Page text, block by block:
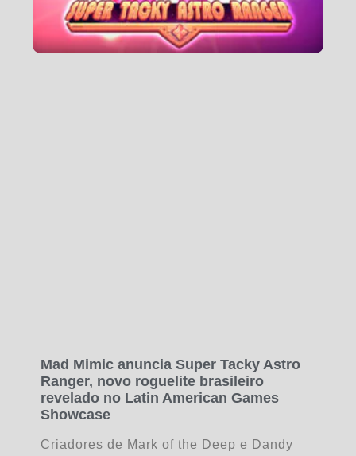
Mad Mimic anuncia Super Tacky Astro
Ranger, novo roguelite brasileiro
revelado no Latin American Games
Showcase
Criadores de Mark of the Deep e Dandy